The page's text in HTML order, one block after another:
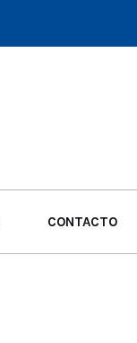
CONTACTO